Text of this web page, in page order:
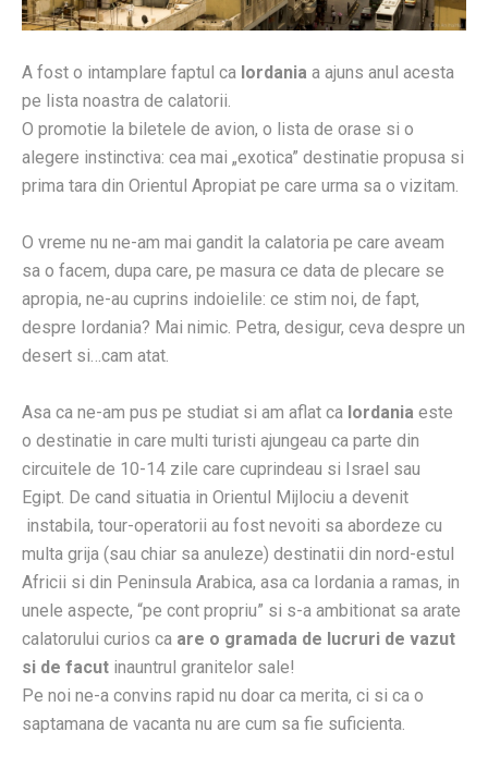
A fost o intamplare faptul ca Iordania a ajuns anul acesta
pe lista noastra de calatorii.
O promotie la biletele de avion, o lista de orase si o
alegere instinctiva: cea mai „exotica” destinatie propusa si
prima tara din Orientul Apropiat pe care urma sa o vizitam.
O vreme nu ne-am mai gandit la calatoria pe care aveam
sa o facem, dupa care, pe masura ce data de plecare se
apropia, ne-au cuprins indoielile: ce stim noi, de fapt,
despre Iordania? Mai nimic. Petra, desigur, ceva despre un
desert si…cam atat.
Asa ca ne-am pus pe studiat si am aflat ca Iordania este
o destinatie in care multi turisti ajungeau ca parte din
circuitele de 10-14 zile care cuprindeau si Israel sau
Egipt. De cand situatia in Orientul Mijlociu a devenit
instabila, tour-operatorii au fost nevoiti sa abordeze cu
multa grija (sau chiar sa anuleze) destinatii din nord-estul
Africii si din Peninsula Arabica, asa ca Iordania a ramas, in
unele aspecte, “pe cont propriu” si s-a ambitionat sa arate
calatorului curios ca are o gramada de lucruri de vazut
si de facut inauntrul granitelor sale!
Pe noi ne-a convins rapid nu doar ca merita, ci si ca o
saptamana de vacanta nu are cum sa fie suficienta.